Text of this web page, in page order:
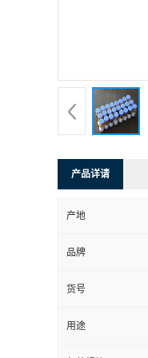
产品详请
产地
品牌
货号
用途